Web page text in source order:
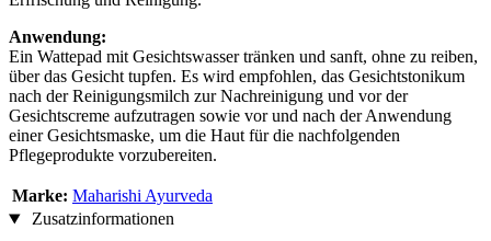
Anwendung:
Ein Wattepad mit Gesichtswasser tränken und sanft, ohne zu reiben,
über das Gesicht tupfen. Es wird empfohlen, das Gesichtstonikum
nach der Reinigungsmilch zur Nachreinigung und vor der
Gesichtscreme aufzutragen sowie vor und nach der Anwendung
einer Gesichtsmaske, um die Haut für die nachfolgenden
Pflegeprodukte vorzubereiten.
Marke: Maharishi Ayurveda
Zusatzinformationen